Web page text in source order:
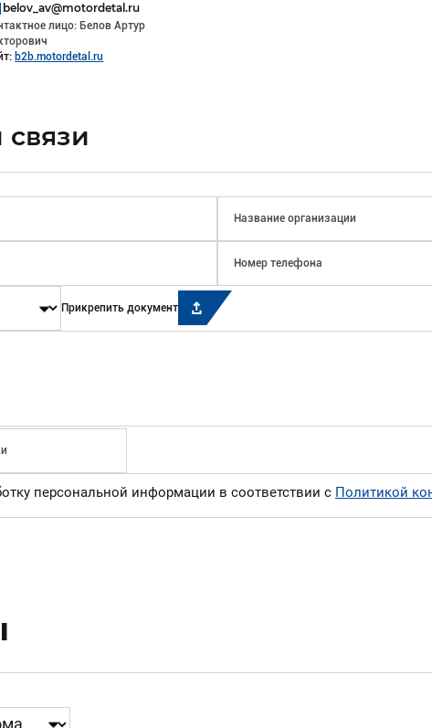
belov_av@motordetal.ru
лицо: Белов Артур
b2b.motordetal.ru
Прикрепить документ
персональной информации в соответствии с Политикой